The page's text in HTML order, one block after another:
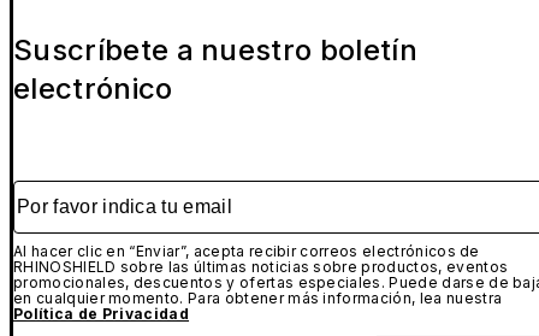
Suscríbete a nuestro boletín
electrónico
Por favor indica tu email
Al hacer clic en “Enviar”, acepta recibir correos electrónicos de
RHINOSHIELD sobre las últimas noticias sobre productos, eventos
promocionales, descuentos y ofertas especiales. Puede darse de
en cualquier momento. Para obtener más información, lea nuestra
Política de Privacidad